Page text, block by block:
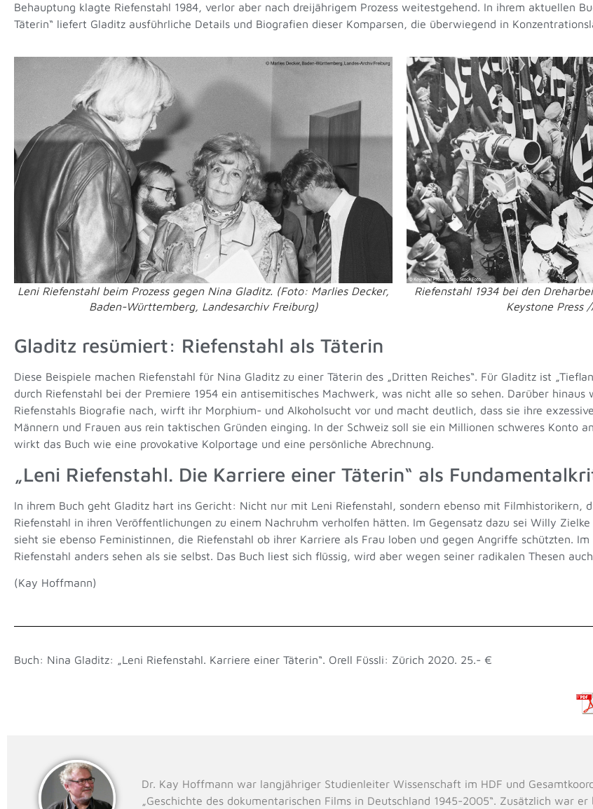
Behauptung klagte Riefenstahl 1984, verlor aber nach dreijährigem Prozess weitestgehend. In ihrem aktuellen
Täterin“ liefert Gladitz ausführliche Details und Biografien dieser Komparsen, die überwiegend in
Leni Riefenstahl beim Prozess gegen Nina Gladitz. (Foto: Marlies Decker,
Baden-Württemberg, Landesarchiv Freiburg)
Riefenstahl 1934 bei den
Keystone Press
Gladitz resümiert: Riefenstahl als Täterin
Diese Beispiele machen Riefenstahl für Nina Gladitz zu einer Täterin des „Dritten Reiches“. Für Gladitz ist
durch Riefenstahl bei der Premiere 1954 ein antisemitisches Machwerk, was nicht alle so sehen. Darüber
Riefenstahls Biografie nach, wirft ihr Morphium- und Alkoholsucht vor und macht deutlich, dass sie ihre
Männern und Frauen aus rein taktischen Gründen einging. In der Schweiz soll sie ein Millionen schweres Konto
wirkt das Buch wie eine provokative Kolportage und eine persönliche Abrechnung.
„Leni Riefenstahl. Die Karriere einer Täterin“ als
In ihrem Buch geht Gladitz hart ins Gericht: Nicht nur mit Leni Riefenstahl, sondern ebenso mit Filmhistorikern,
Riefenstahl in ihren Veröffentlichungen zu einem Nachruhm verholfen hätten. Im Gegensatz dazu sei Willy
sieht sie ebenso Feministinnen, die Riefenstahl ob ihrer Karriere als Frau loben und gegen Angriffe schützten.
Riefenstahl anders sehen als sie selbst. Das Buch liest sich flüssig, wird aber wegen seiner radikalen Thesen
(Kay Hoffmann)
Buch: Nina Gladitz: „Leni Riefenstahl. Karriere einer Täterin“. Orell Füssli: Zürich 2020. 25.- €
Dr. Kay Hoffmann war langjähriger Studienleiter Wissenschaft im HDF und
„Geschichte des dokumentarischen Films in Deutschland 1945-2005“. Zusätzlich war